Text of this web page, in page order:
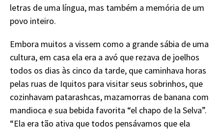
letras de uma língua, mas também a memória de um
povo inteiro.
Embora muitos a vissem como a grande sábia de uma
cultura, em casa ela era a avó que rezava de joelhos
todos os dias às cinco da tarde, que caminhava horas
pelas ruas de Iquitos para visitar seus sobrinhos, que
cozinhavam patarashcas, mazamorras de banana com
mandioca e sua bebida favorita “el chapo de la Selva”.
“Ela era tão ativa que todos pensávamos que ela